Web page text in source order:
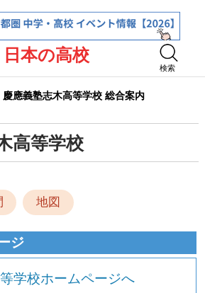
日本の高校
検索
慶應義塾志木高等学校 総合案内
高等学校
地図
ジ
学校ホームページへ